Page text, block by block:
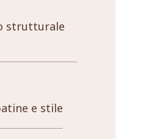
strutturale
e stile